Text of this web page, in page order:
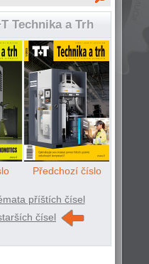
Technika a Trh
Předchozí číslo
příštích čísel
čísel